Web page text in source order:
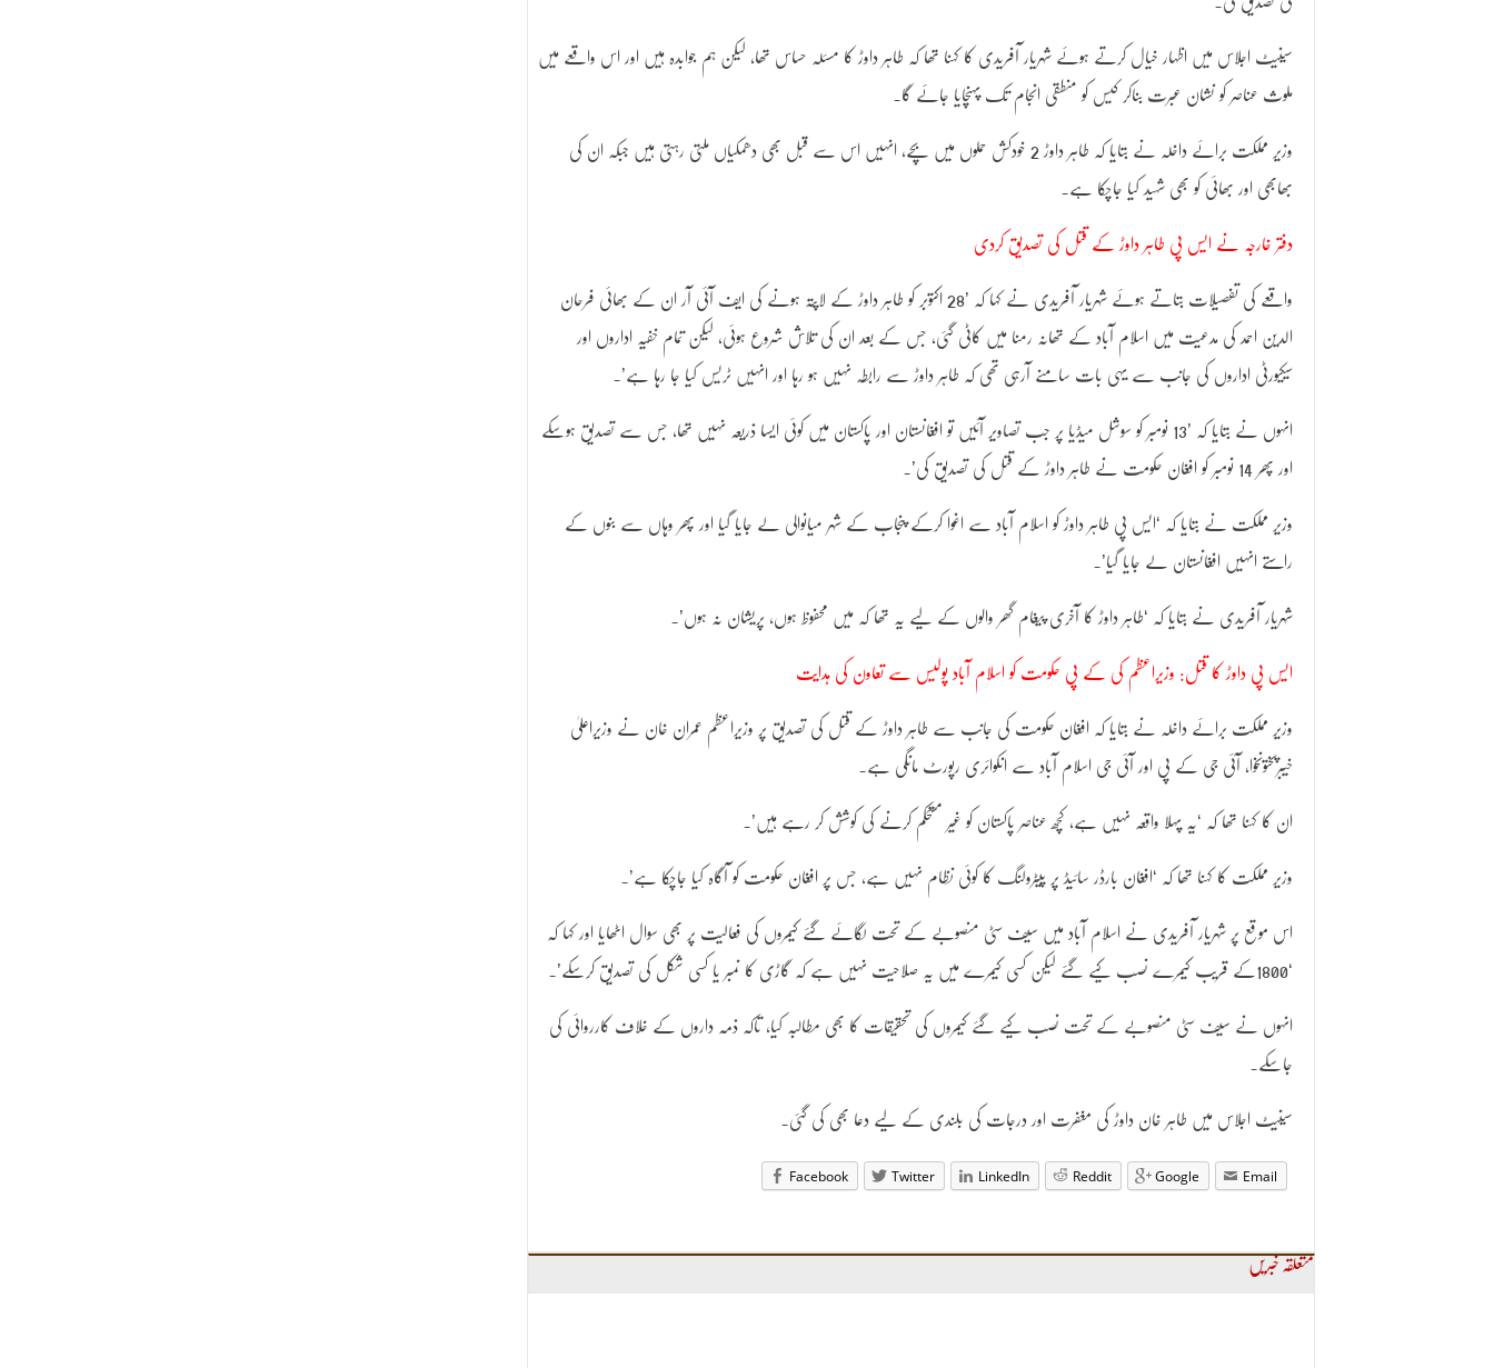
سینیٹ اجلاس میں اظہار خیال کرتے ہوئے شہریار آفریدی کا کہنا تھا کہ طاہر داوڑ کا مسئلہ حساس تھا، لیکن ہم جوابدہ ہیں اور اس واقعے میں
ملوث عناصر کو نشان عبرت بناکر کیس کو منطقی انجام تک پہنچایا جائے گا۔
وزیر مملکت برائے داخلہ نے بتایا کہ طاہر داوڑ 2 خودکش حملوں میں بچے، انہیں اس سے قبل بھی دھمکیاں ملتی رہتی ہیں جبکہ ان کی
بھابھی اور بھائی کو بھی شہید کیا جاچکا ہے۔
دفتر خارجہ نے ایس پی طاہر داوڑ کے قتل کی تصدیق کردی
واقعے کی تفصیلات بتاتے ہوئے شہریار آفریدی نے کہا کہ ’28 اکتوبر کو طاہر داوڑ کے لاپتہ ہونے کی ایف آئی آر ان کے بھائی فرحان
الدین احمد کی مدعیت میں اسلام آباد کے تھانہ رمنا میں کاٹی گئی، جس کے بعد ان کی تلاش شروع ہوئی، لیکن تمام خفیہ اداروں اور
سیکیورٹی اداروں کی جانب سے یہی بات سامنے آرہی تھی کہ طاہر داوڑ سے رابطہ نہیں ہو رہا اور انہیں ٹریس کیا جا رہا ہے’۔
انہوں نے بتایا کہ ’13 نومبر کو سوشل میڈیا پر جب تصاویر آئیں تو افغانستان اور پاکستان میں کوئی ایسا ذریعہ نہیں تھا، جس سے تصدیق ہوسکے
اور پھر 14 نومبر کو افغان حکومت نے طاہر داوڑ کے قتل کی تصدیق کی’۔
وزیر مملکت نے بتایا کہ ‘ایس پی طاہر داوڑ کو اسلام آباد سے اغوا کرکے پنجاب کے شہر میانوالی لے جایا گیا اور پھر وہاں سے بنوں کے
راستے انہیں افغانستان لے جایا گیا’۔
شہریار آفریدی نے بتایا کہ ‘طاہر داوڑ کا آخری پیغام گھر والوں کے لیے یہ تھا کہ میں محفوظ ہوں، پریشان نہ ہوں’۔
ایس پی داوڑ کا قتل: وزیراعظم کی کے پی حکومت کو اسلام آباد پولیس سے تعاون کی ہدایت
وزیر مملکت برائے داخلہ نے بتایا کہ افغان حکومت کی جانب سے طاہر داوڑ کے قتل کی تصدیق پر وزیراعظم عمران خان نے وزیراعلیٰ
خیبرپختونخوا، آئی جی کے پی اور آئی جی اسلام آباد سے انکوائری رپورٹ مانگی ہے۔
ان کا کہنا تھا کہ ‘یہ پہلا واقعہ نہیں ہے، کچھ عناصر پاکستان کو غیر مستحکم کرنے کی کوشش کر رہے ہیں’۔
وزیر مملکت کا کہنا تھا کہ ‘افغان بارڈر سائیڈ پر پیٹرولنگ کا کوئی نظام نہیں ہے، جس پر افغان حکومت کو آگاہ کیا جاچکا ہے’۔
اس موقع پر شہریار آفریدی نے اسلام آباد میں سیف سٹی منصوبے کے تحت لگائے گئے کیمروں کی فعالیت پر بھی سوال اٹھایا اور کہا کہ
‘1800کے قریب کیمرے نصب کیے گئے لیکن کسی کیمرے میں یہ صلاحیت نہیں ہے کہ گاڑی کا نمبر یا کسی شکل کی تصدیق کرسکے’۔
انہوں نے سیف سٹی منصوبے کے تحت نصب کیے گئے کیمروں کی تحقیقات کا بھی مطالبہ کیا، تاکہ ذمہ داروں کے خلاف کارروائی کی
جاسکے۔
سینیٹ اجلاس میں طاہر خان داوڑ کی مغفرت اور درجات کی بلندی کے لیے دعا بھی کی گئی۔
Facebook Twitter LinkedIn Reddit Google Email
متعلقہ خبریں